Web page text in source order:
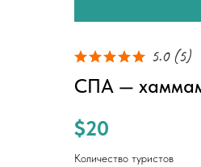
5.0 (5)
СПА —
$20
Количество туристов